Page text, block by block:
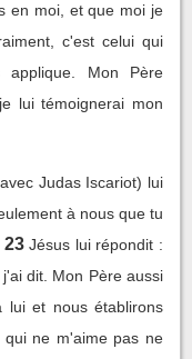
en moi, et que moi je
c'est celui qui
applique. Mon Père
lui témoignerai mon
Judas Iscariot) lui
à nous que tu
23 Jésus lui répondit :
dit. Mon Père aussi
lui et nous établirons
qui ne m'aime pas ne